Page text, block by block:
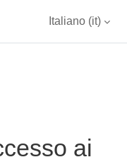
Italiano ‎(it)‎
ai